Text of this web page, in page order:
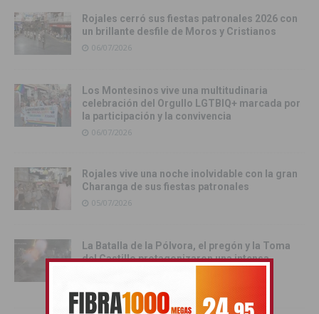
Rojales cerró sus fiestas patronales 2026 con
un brillante desfile de Moros y Cristianos
06/07/2026
Los Montesinos vive una multitudinaria
celebración del Orgullo LGTBIQ+ marcada por
la participación y la convivencia
06/07/2026
Rojales vive una noche inolvidable con la gran
Charanga de sus fiestas patronales
05/07/2026
La Batalla de la Pólvora, el pregón y la Toma
del Castillo protagonizaron una intensa